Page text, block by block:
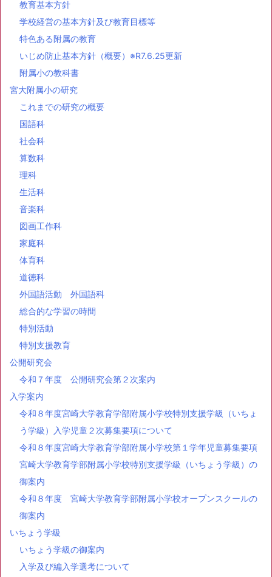
教育基本方針
学校経営の基本方針及び教育目標等
特色ある附属の教育
いじめ防止基本方針（概要）※R7.6.25更新
附属小の教科書
宮大附属小の研究
これまでの研究の概要
国語科
社会科
算数科
理科
生活科
音楽科
図画工作科
家庭科
体育科
道徳科
外国語活動 外国語科
総合的な学習の時間
特別活動
特別支援教育
公開研究会
令和７年度 公開研究会第２次案内
入学案内
令和８年度宮崎大学教育学部附属小学校特別支援学級（いちょ
う学級）入学児童２次募集要項について
令和８年度宮崎大学教育学部附属小学校第１学年児童募集要項
宮崎大学教育学部附属小学校特別支援学級（いちょう学級）の
御案内
令和８年度 宮崎大学教育学部附属小学校オープンスクールの
御案内
いちょう学級
いちょう学級の御案内
入学及び編入学選考について